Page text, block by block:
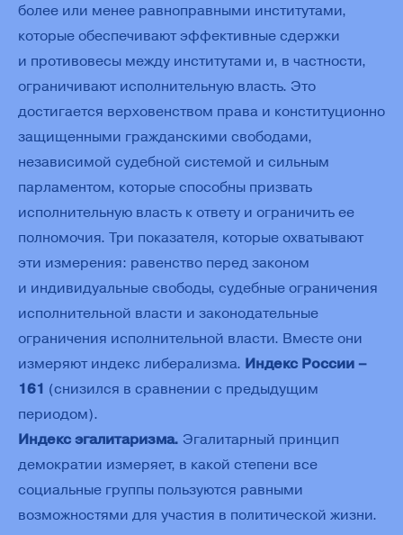
более или менее равноправными институтами,
которые обеспечивают эффективные сдержки
и противовесы между институтами и, в частности,
ограничивают исполнительную власть. Это
достигается верховенством права и конституционно
защищенными гражданскими свободами,
независимой судебной системой и сильным
парламентом, которые способны призвать
исполнительную власть к ответу и ограничить ее
полномочия. Три показателя, которые охватывают
эти измерения: равенство перед законом
и индивидуальные свободы, судебные ограничения
исполнительной власти и законодательные
ограничения исполнительной власти. Вместе они
измеряют индекс либерализма. Индекс России –
161 (снизился в сравнении с предыдущим
периодом).
Индекс эгалитаризма. Эгалитарный принцип
демократии измеряет, в какой степени все
социальные группы пользуются равными
возможностями для участия в политической жизни.